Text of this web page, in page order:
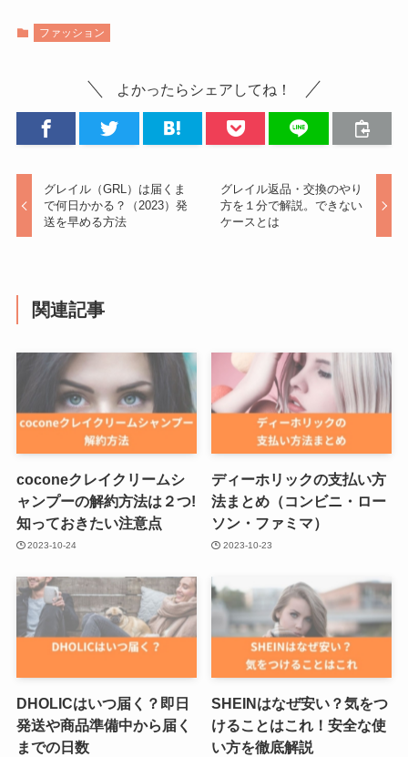
ファッション
よかったらシェアしてね！
グレイル（GRL）は届くま
で何日かかる？（2023）発
送を早める方法
グレイル返品・交換のやり
方を１分で解説。できない
ケースとは
関連記事
coconeクレイクリームシ
ャンプーの解約方法は２つ!
知っておきたい注意点
2023-10-24
ディーホリックの支払い方
法まとめ（コンビニ・ロー
ソン・ファミマ）
2023-10-23
DHOLICはいつ届く？即日
発送や商品準備中から届く
までの日数
SHEINはなぜ安い？気をつ
けることはこれ！安全な使
い方を徹底解説